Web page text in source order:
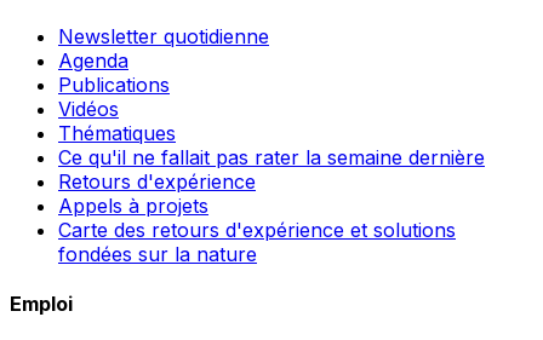
Newsletter quotidienne
Agenda
Publications
Vidéos
Thématiques
Ce qu'il ne fallait pas rater la semaine dernière
Retours d'expérience
Appels à projets
Carte des retours d'expérience et solutions
fondées sur la nature
Emploi